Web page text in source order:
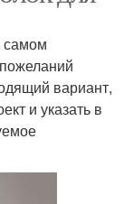
самом
вариант,
и указать в